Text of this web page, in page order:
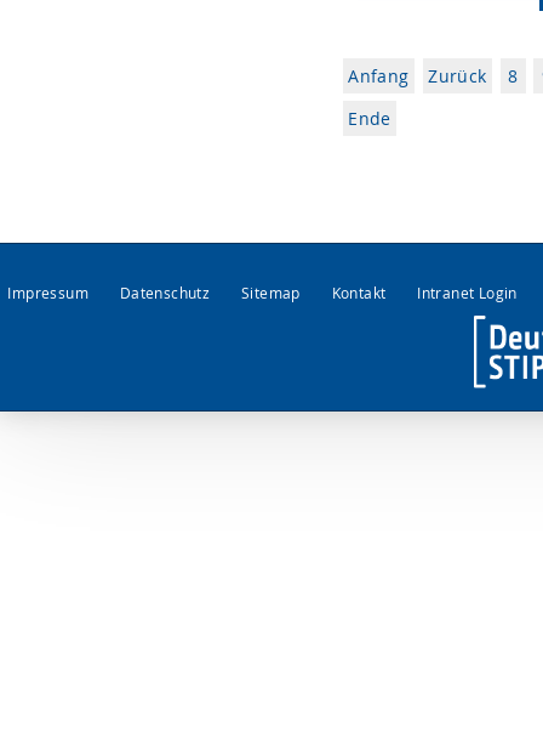
Anfang Zurück 8
Ende
Impressum Datenschutz Sitemap Kontakt Intranet Login